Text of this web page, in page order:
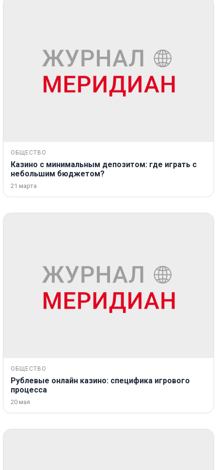
ОБЩЕСТВО
Казино с минимальным депозитом: где играть с
небольшим бюджетом?
21 марта
ОБЩЕСТВО
Рублевые онлайн казино: специфика игрового
процесса
20 мая